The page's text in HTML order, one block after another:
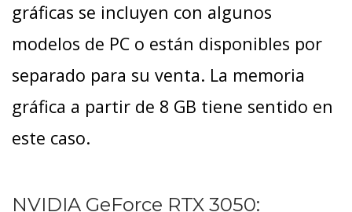
gráficas se incluyen con algunos
modelos de PC o están disponibles por
separado para su venta. La memoria
gráfica a partir de 8 GB tiene sentido en
este caso.
NVIDIA GeForce RTX 3050: